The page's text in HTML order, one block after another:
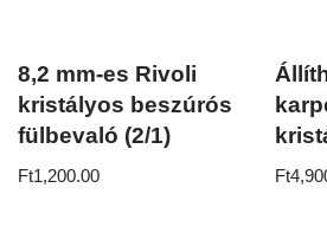
8,2 mm-es Rivoli
kristályos beszúrós
fülbevaló (2/1)
Ft1,200.00 Ft